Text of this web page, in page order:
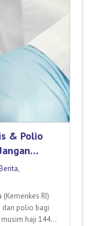
& Polio
,
RI)
dan polio bagi
haji 1446